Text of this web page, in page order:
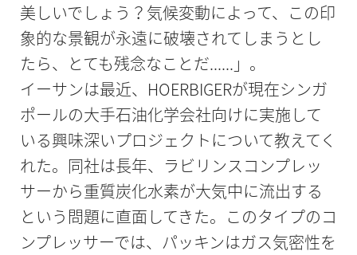
美しいでしょう？気候変動によって、この印
象的な景観が永遠に破壊されてしまうとし
たら、とても残念なことだ......」。
イーサンは最近、HOERBIGERが現在シンガ
ポールの大手石油化学会社向けに実施して
いる興味深いプロジェクトについて教えてく
れた。同社は長年、ラビリンスコンプレッ
サーから重質炭化水素が大気中に流出する
という問題に直面してきた。このタイプのコ
ンプレッサーでは、パッキンはガス気密性を